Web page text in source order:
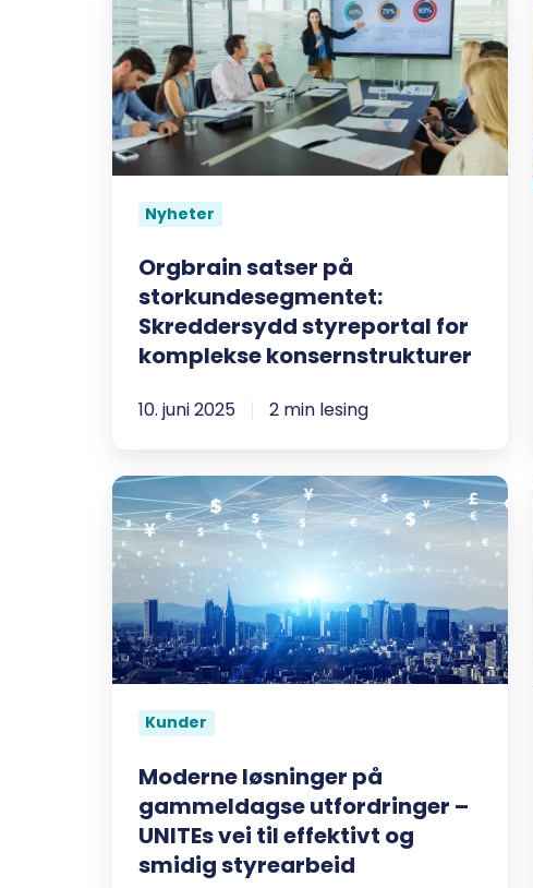
satser
på
storkundesegmentet:
Skreddersydd
styreportal
for
komplekse
konsernstrukturer
Nyheter
Orgbrain satser på
storkundesegmentet:
Skreddersydd styreportal for
komplekse konsernstrukturer
10. juni 2025 2 min lesing
Moderne
løsninger
på
gammeldagse
utfordringer
–
UNITEs
effektivt
smidig
styrearbeid
Kunder
Moderne løsninger på
gammeldagse utfordringer –
UNITEs vei til effektivt og
smidig styrearbeid